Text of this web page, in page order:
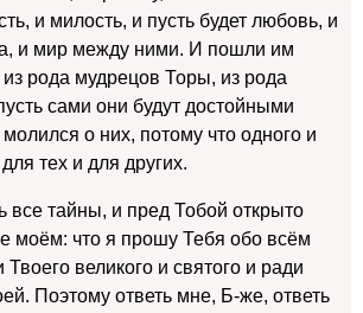
и милость, и пусть будет любовь, и
и мир между ними. И пошли им
рода мудрецов Торы, из рода
сами они будут достойными
молился о них, потому что одного и
тех и для других.
тайны, и пред Тобой открыто
моём: что я прошу Тебя обо всём
великого и святого и ради
Поэтому ответь мне, Б-же, ответь